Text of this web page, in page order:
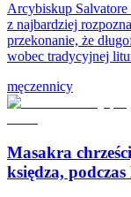
Arcybiskup Salvatore
z najbardziej
przekonanie, że
wobec tradycyjnej
męczennicy
Masakra
księdza,